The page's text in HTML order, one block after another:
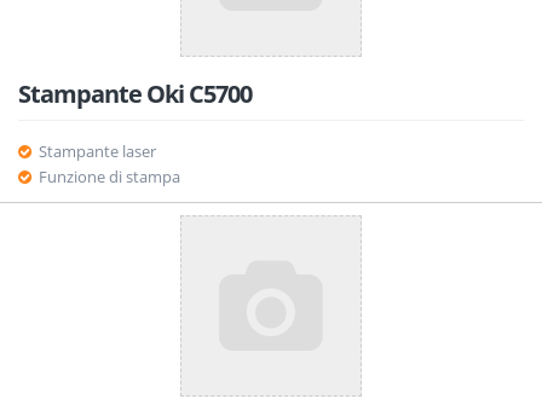
Stampante Oki C5700
Stampante laser
Funzione di stampa